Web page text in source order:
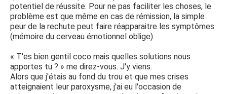
potentiel de réussite. Pour ne pas faciliter les choses, le
problème est que même en cas de rémission, la simple
peur de la rechute peut faire réapparaitre les symptômes
(mémoire du cerveau émotionnel oblige).
« T'es bien gentil coco mais quelles solutions nous
apportes tu ? » me direz-vous. J'y viens.
Alors que j'étais au fond du trou et que mes crises
atteignaient leur paroxysme, j'ai eu l'occasion de